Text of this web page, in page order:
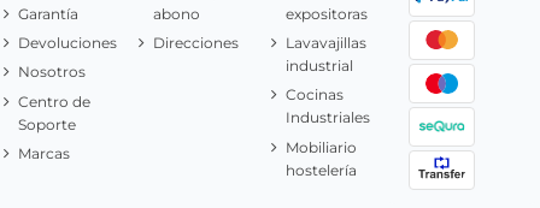
Garantía
Devoluciones
Nosotros
Centro de
Soporte
Marcas
abono
Direcciones
expositoras
Lavavajillas
industrial
Cocinas
Industriales
Mobiliario
hostelería